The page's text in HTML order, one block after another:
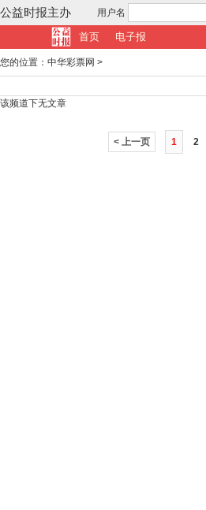
公益时报主办 用户名
首页 电子报
您的位置： 中华彩票网 >
该频道下无文章
< 上一页 1 2